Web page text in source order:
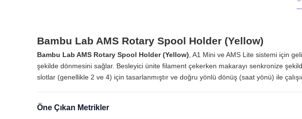
Bambu Lab AMS Rotary Spool Holder (Yellow)
Bambu Lab AMS Rotary Spool Holder (Yellow) , A1 Mini ve AMS Lite sistemi için
şekilde dönmesini sağlar. Besleyici ünite filament çekerken makarayı senkronize
slotlar (genellikle 2 ve 4) için tasarlanmıştır ve doğru yönlü dönüş (saat yönü) ile
Öne Çıkan Metrikler